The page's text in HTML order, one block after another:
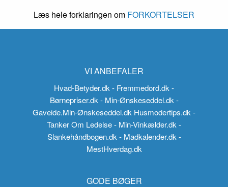
Læs hele forklaringen om FORKORTELSER
VI ANBEFALER
Hvad-Betyder.dk- Fremmedord.dk-
Børnepriser.dk - Min-Ønskeseddel.dk -
Gaveide.Min-Ønskeseddel.dk Husmodertips.dk-
Tanker Om Ledelse- Min-Vinkælder.dk-
Slankehåndbogen.dk - Madkalender.dk -
MestHverdag.dk
GODE BØGER